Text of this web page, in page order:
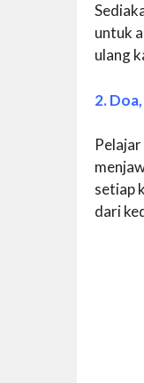
untuk
ulang
2.
setiap
dari